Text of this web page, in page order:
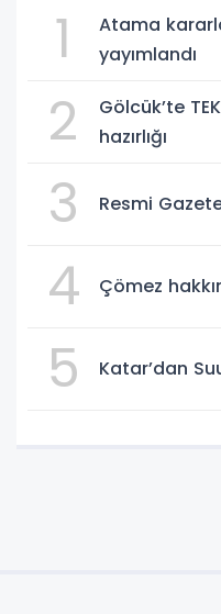
1
Atama
yayımlandı
2
Gölcük’te
hazırlığı
3 Resmi
4 Çömez
5 Katar’dan